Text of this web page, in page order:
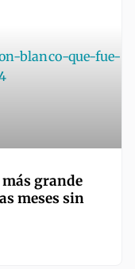
grande
meses sin